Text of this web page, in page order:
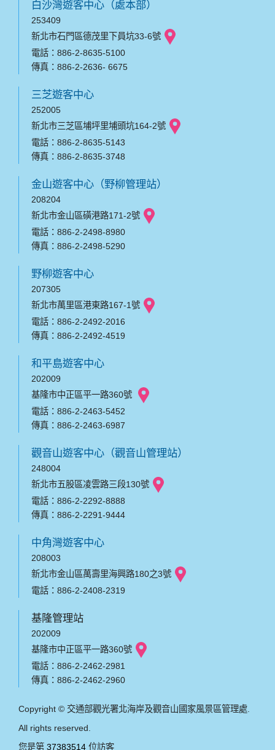
白沙灣遊客中心（處本部）
253409
新北市石門區德茂里下員坑33-6號
電話：886-2-8635-5100
傳真：886-2-2636- 6675
三芝遊客中心
252005
新北市三芝區埔坪里埔頭坑164-2號
電話：886-2-8635-5143
傳真：886-2-8635-3748
金山遊客中心（野柳管理站）
208204
新北市金山區磺港路171-2號
電話：886-2-2498-8980
傳真：886-2-2498-5290
野柳遊客中心
207305
新北市萬里區港東路167-1號
電話：886-2-2492-2016
傳真：886-2-2492-4519
和平島遊客中心
202009
基隆市中正區平一路360號
電話：886-2-2463-5452
傳真：886-2-2463-6987
觀音山遊客中心（觀音山管理站）
248004
新北市五股區凌雲路三段130號
電話：886-2-2292-8888
傳真：886-2-2291-9444
中角灣遊客中心
208003
新北市金山區萬壽里海興路180之3號
電話：886-2-2408-2319
基隆管理站
202009
基隆市中正區平一路360號
電話：886-2-2462-2981
傳真：886-2-2462-2960
Copyright © 交通部觀光署北海岸及觀音山國家風景區管理處.
All rights reserved.
您是第 37383514 位訪客